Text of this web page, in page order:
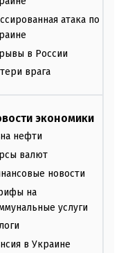
атака по
в России
врага
экономики
нефти
валют
новости
на
услуги
в Украине